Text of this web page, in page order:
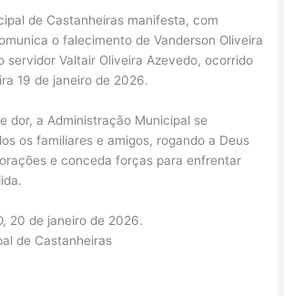
de Castanheiras manifesta, com
o falecimento de Vanderson Oliveira
servidor Valtair Oliveira Azevedo, ocorrido
19 de janeiro de 2026.
dor, a Administração Municipal se
os familiares e amigos, rogando a Deus
e conceda forças para enfrentar
20 de janeiro de 2026.
de Castanheiras